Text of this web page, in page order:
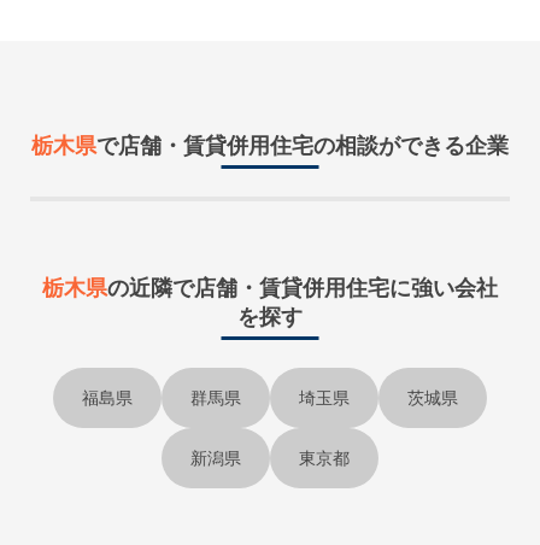
栃木県で店舗・賃貸併用住宅の相談ができる企業
栃木県の近隣で店舗・賃貸併用住宅に強い会社
を探す
福島県 群馬県 埼玉県 茨城県
新潟県 東京都